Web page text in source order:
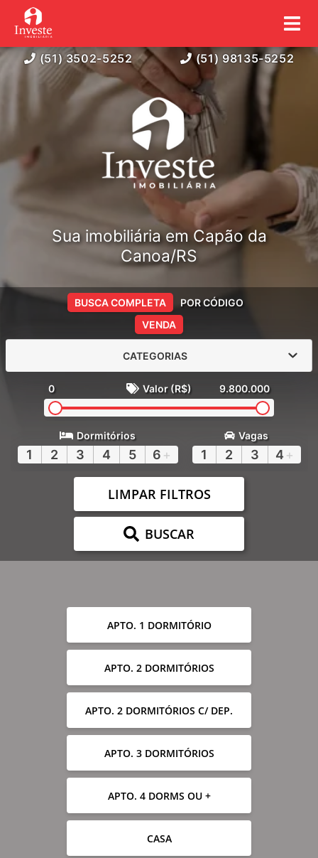
(51) 3502-5252 (51) 98135-5252
Sua imobiliária em Capão da
Canoa/RS
VENDA
BUSCA COMPLETA POR CÓDIGO
CATEGORIAS
0 Valor (R$) 9.800.000
Dormitórios
1 2 3 4 5 6 +
Vagas
1 2 3 4 +
LIMPAR FILTROS
BUSCAR
APTO. 1 DORMITÓRIO
APTO. 2 DORMITÓRIOS
APTO. 2 DORMITÓRIOS C/ DEP.
APTO. 3 DORMITÓRIOS
APTO. 4 DORMS OU +
CASA